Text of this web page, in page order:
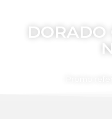
DORADO